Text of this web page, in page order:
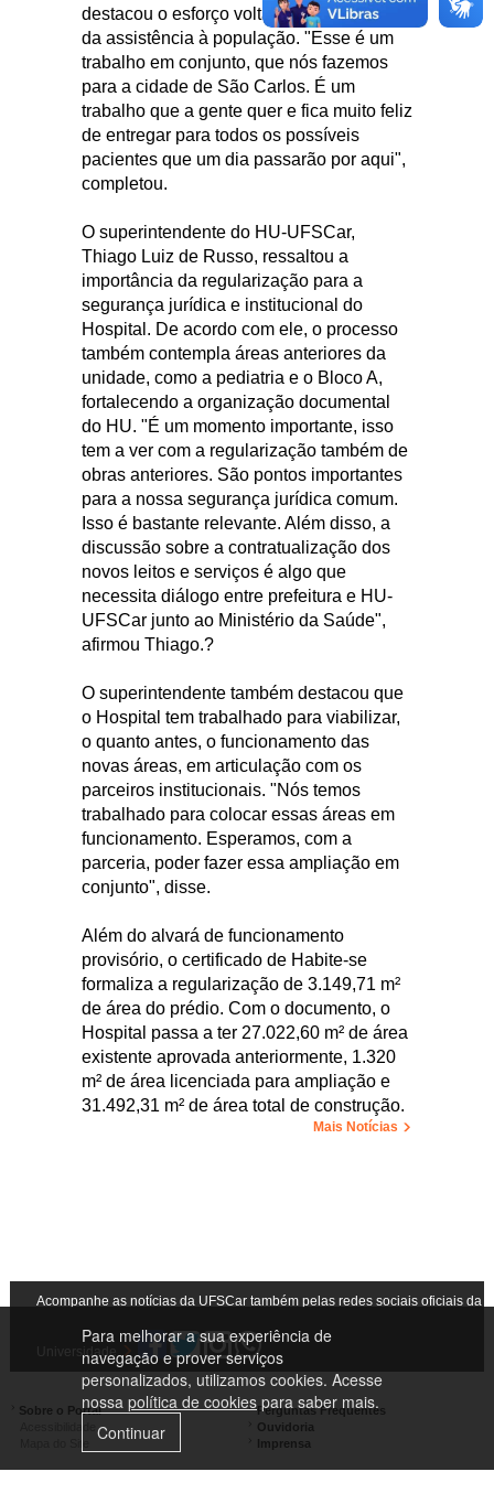
Para melhorar a sua experiência de
navegação e prover serviços
personalizados, utilizamos cookies. Acesse
nossa política de cookiespara saber mais.
Continuar
destacou o esforço voltado à ampliação
da assistência à população. "Esse é um
trabalho em conjunto, que nós fazemos
para a cidade de São Carlos. É um
trabalho que a gente quer e fica muito feliz
de entregar para todos os possíveis
pacientes que um dia passarão por aqui",
completou.
O superintendente do HU-UFSCar,
Thiago Luiz de Russo, ressaltou a
importância da regularização para a
segurança jurídica e institucional do
Hospital. De acordo com ele, o processo
também contempla áreas anteriores da
unidade, como a pediatria e o Bloco A,
fortalecendo a organização documental
do HU. "É um momento importante, isso
tem a ver com a regularização também de
obras anteriores. São pontos importantes
para a nossa segurança jurídica comum.
Isso é bastante relevante. Além disso, a
discussão sobre a contratualização dos
novos leitos e serviços é algo que
necessita diálogo entre prefeitura e HU-
UFSCar junto ao Ministério da Saúde",
afirmou Thiago.?
O superintendente também destacou que
o Hospital tem trabalhado para viabilizar,
o quanto antes, o funcionamento das
novas áreas, em articulação com os
parceiros institucionais. "Nós temos
trabalhado para colocar essas áreas em
funcionamento. Esperamos, com a
parceria, poder fazer essa ampliação em
conjunto", disse.
Além do alvará de funcionamento
provisório, o certificado de Habite-se
formaliza a regularização de 3.149,71 m²
de área do prédio. Com o documento, o
Hospital passa a ter 27.022,60 m² de área
existente aprovada anteriormente, 1.320
m² de área licenciada para ampliação e
31.492,31 m² de área total de construção.
Mais Notícias
Acompanhe as notícias da UFSCar também pelas redes sociais oficiais da
Universidade
Sobre o Portal
Perguntas Frequentes
Ouvidoria
Imprensa